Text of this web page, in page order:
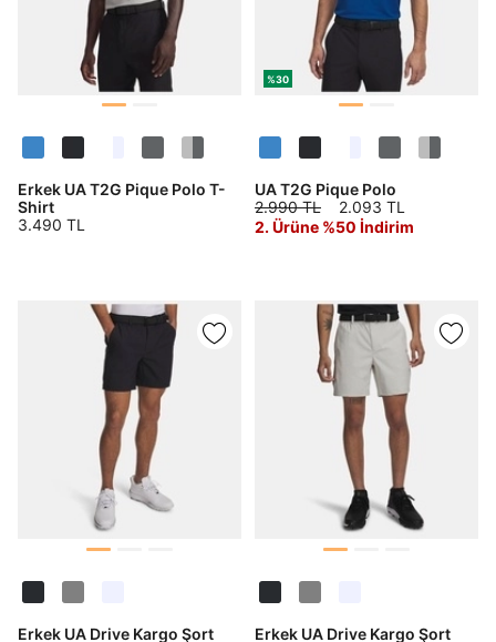
Erkek UA T2G Pique Polo T-
Shirt
3.490 TL
%30
UA T2G Pique Polo
2.990 TL
2.093 TL
2. Ürüne %50 İndirim
Erkek UA Drive Kargo Şort
Erkek UA Drive Kargo Şort